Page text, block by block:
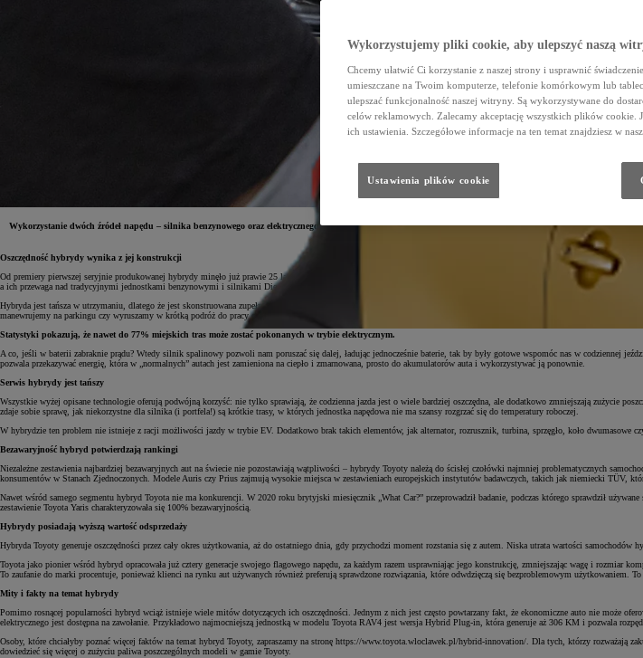
Wykorzystanie dwóch źródeł napędu – silnika benzynowego oraz elektrycznego – pozwala samochodom z napędem hybrydowym poruszać się oszczędniej.
swoich użytkowników nie tylko podczas wizyt na stacji
Oszczędność hybrydy wynika z jej konstrukcji
Od premiery pierwszej seryjnie produkowanej hybrydy minęło już prawie 25 lat. Obietnicą pierwszej generacji Toyoty Prius było zapewnienie wszystkim kierowcom
a ich przewaga nad tradycyjnymi jednostkami benzynowymi i silnikami Diesla nie ogranicza się wyłącznie do niższego spalania i mniejszej misji CO2.
Hybryda jest tańsza w utrzymaniu, dlatego że jest skonstruowana zupełnie inaczej niż tradycyjne auto. Po pierwsze, wykorzystanie dwóch źródeł napędu sprawia, że silnik
manewrujemy na parkingu czy wyruszamy w krótką podróż do pracy czy na zakupy, hybryda może wykorzystać energię zmagazynowaną w akumulatorach i pokonać ten
Statystyki pokazują, że nawet do 77% miejskich tras może zostać pokonanych w trybie elektrycznym.
A co, jeśli w baterii zabraknie prądu? Wtedy silnik spalinowy pozwoli nam poruszać się dalej, ładując jednocześnie baterie, tak by były gotowe wspomóc nas w codziennej
pozwala przekazywać energię, która w „normalnych” autach jest zamieniona na ciepło i zmarnowana, prosto do akumulatorów auta i wykorzystywać ją ponownie.
Serwis hybrydy jest tańszy
Wszystkie wyżej opisane technologie oferują podwójną korzyść: nie tylko sprawiają, że codzienna jazda jest o wiele bardziej oszczędna, ale dodatkowo zmniejszają zużycie
zdaje sobie sprawę, jak niekorzystne dla silnika (i portfela!) są krótkie trasy, w których jednostka napędowa nie ma szansy rozgrzać się do temperatury roboczej.
W hybrydzie ten problem nie istnieje z racji możliwości jazdy w trybie EV. Dodatkowo brak takich elementów, jak alternator, rozrusznik, turbina, sprzęgło, koło dwumasowe
Bezawaryjność hybryd potwierdzają rankingi
Niezależne zestawienia najbardziej bezawaryjnych aut na świecie nie pozostawiają wątpliwości – hybrydy Toyoty należą do ścisłej czołówki najmniej problematycznych
konsumentów w Stanach Zjednoczonych. Modele Auris czy Prius zajmują wysokie miejsca w zestawieniach europejskich instytutów badawczych, takich jak niemiecki TÜV,
Nawet wśród samego segmentu hybryd Toyota nie ma konkurencji. W 2020 roku brytyjski miesięcznik „What Car?” przeprowadził badanie, podczas którego sprawdził
zestawienie Toyota Yaris charakteryzowała się 100% bezawaryjnością.
Hybrydy posiadają wyższą wartość odsprzedaży
Hybryda Toyoty generuje oszczędności przez cały okres użytkowania, aż do ostatniego dnia, gdy przychodzi moment rozstania się z autem. Niska utrata wartości
Toyota jako pionier wśród hybryd opracowała już cztery generacje swojego flagowego napędu, za każdym razem usprawniając jego konstrukcję, zmniejszając wagę i rozmiar
To zaufanie do marki procentuje, ponieważ klienci na rynku aut używanych również preferują sprawdzone rozwiązania, które odwdzięczą się bezproblemowym użytkowaniem.
Mity i fakty na temat hybrydy
Pomimo rosnącej popularności hybryd wciąż istnieje wiele mitów dotyczących ich oszczędności. Jednym z nich jest często powtarzany fakt, że ekonomiczne auto nie może
elektrycznego jest dostępna na zawołanie. Przykładowo najmocniejszą jednostką w modelu Toyota RAV4 jest wersja Hybrid Plug-in, która generuje aż 306 KM i pozwala
Osoby, które chciałyby poznać więcej faktów na temat hybryd Toyoty, zapraszamy na stronę https://www.toyota.wloclawek.pl/hybrid-innovation/. Dla tych, którzy
dowiedzieć się więcej o zużyciu paliwa poszczególnych modeli w gamie Toyoty.
Wykorzystujemy pliki cookie, aby ulepszyć naszą
Chcemy ułatwić Ci korzystanie z naszej strony i usprawnić
umieszczane na Twoim komputerze, telefonie komórkowym lub
ulepszać funkcjonalność naszej witryny. Są wykorzystywane do
celów reklamowych. Zalecamy akceptację wszystkich plików cookie.
ich ustawienia. Szczegółowe informacje na ten temat znajdziesz w
Ustawienia plików cookie